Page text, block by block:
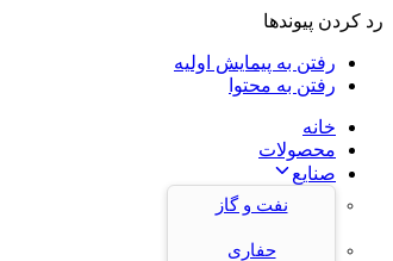
رد کردن پیوندها
رفتن به پیمایش اولیه
رفتن به محتوا
خانه
محصولات
صنایع
نفت و گاز
حفاری